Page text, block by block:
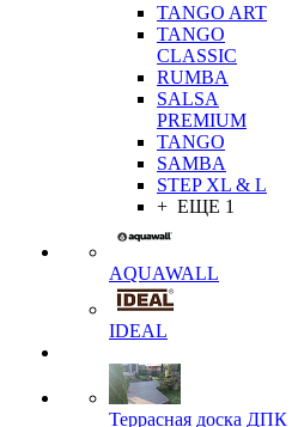
TANGO ART
TANGO
CLASSIC
RUMBA
SALSA
PREMIUM
TANGO
SAMBA
STEP XL & L
+ ЕЩЕ 1
AQUAWALL
IDEAL
Террасная доска ДПК